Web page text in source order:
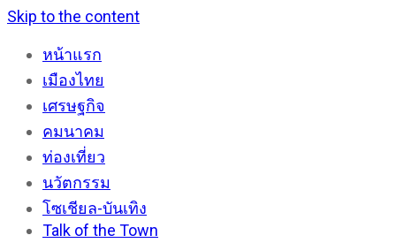
Skip to the content
หน้าแรก
เมืองไทย
เศรษฐกิจ
คมนาคม
ท่องเที่ยว
นวัตกรรม
โซเชียล-บันเทิง
Talk of the Town